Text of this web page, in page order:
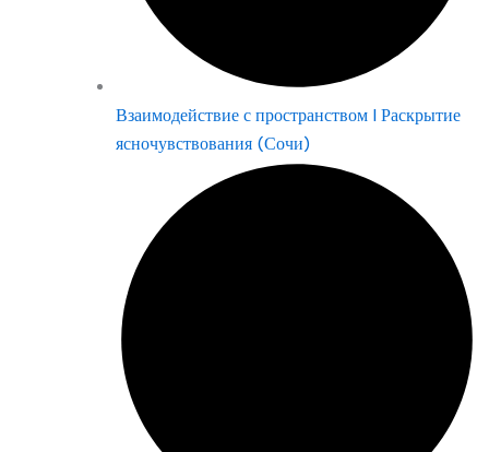
Взаимодействие с пространством | Раскрытие
ясночувствования (Сочи)